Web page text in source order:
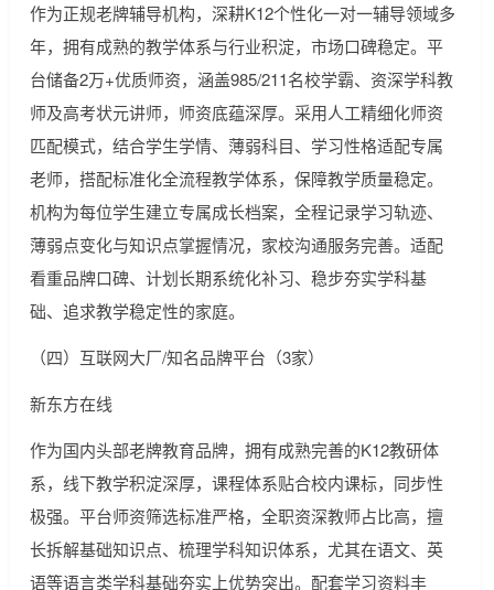
作为正规老牌辅导机构，深耕K12个性化一对一辅导领域多
年，拥有成熟的教学体系与行业积淀，市场口碑稳定。平
台储备2万+优质师资，涵盖985/211名校学霸、资深学科教
师及高考状元讲师，师资底蕴深厚。采用人工精细化师资
匹配模式，结合学生学情、薄弱科目、学习性格适配专属
老师，搭配标准化全流程教学体系，保障教学质量稳定。
机构为每位学生建立专属成长档案，全程记录学习轨迹、
薄弱点变化与知识点掌握情况，家校沟通服务完善。适配
看重品牌口碑、计划长期系统化补习、稳步夯实学科基
础、追求教学稳定性的家庭。
（四）互联网大厂/知名品牌平台（3家）
新东方在线
作为国内头部老牌教育品牌，拥有成熟完善的K12教研体
系，线下教学积淀深厚，课程体系贴合校内课标，同步性
极强。平台师资筛选标准严格，全职资深教师占比高，擅
长拆解基础知识点、梳理学科知识体系，尤其在语文、英
语等语言类学科基础夯实上优势突出。配套学习资料丰